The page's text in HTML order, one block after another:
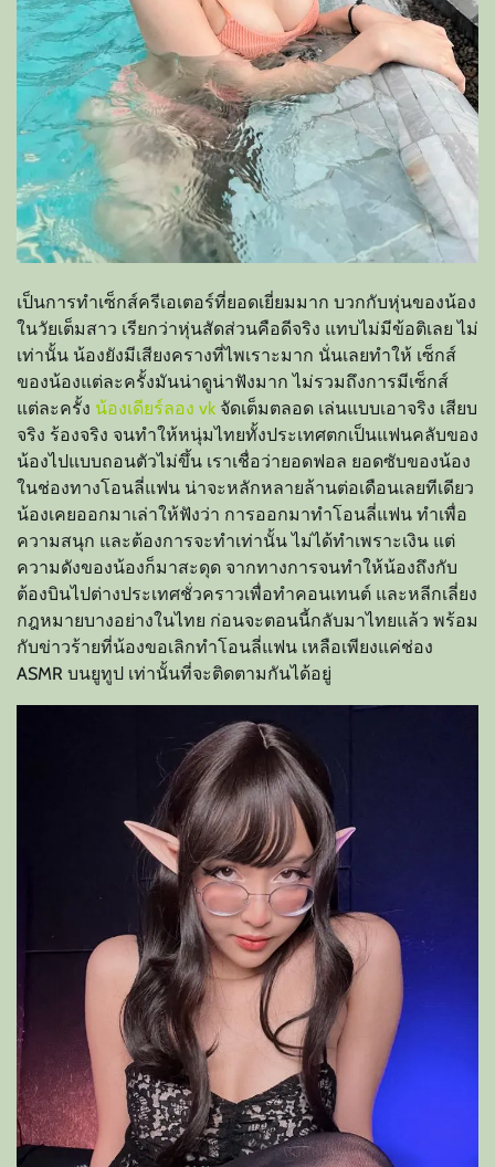
เป็นการทำเซ็กส์ครีเอเตอร์ที่ยอดเยี่ยมมาก บวกกับหุ่นของน้อง
ในวัยเต็มสาว เรียกว่าหุ่นสัดส่วนคือดีจริง แทบไม่มีข้อติเลย ไม่
เท่านั้น น้องยังมีเสียงครางที่ไพเราะมาก นั่นเลยทำให้ เซ็กส์
ของน้องแต่ละครั้งมันน่าดูน่าฟังมาก ไม่รวมถึงการมีเซ็กส์
แต่ละครั้ง น้องเดียร์ลอง vk จัดเต็มตลอด เล่นแบบเอาจริง เสียบ
จริง ร้องจริง จนทำให้หนุ่มไทยทั้งประเทศตกเป็นแฟนคลับของ
น้องไปแบบถอนตัวไม่ขึ้น เราเชื่อว่ายอดฟอล ยอดซับของน้อง
ในช่องทางโอนลี่แฟน น่าจะหลักหลายล้านต่อเดือนเลยทีเดียว
น้องเคยออกมาเล่าให้ฟังว่า การออกมาทำโอนลี่แฟน ทำเพื่อ
ความสนุก และต้องการจะทำเท่านั้น ไม่ได้ทำเพราะเงิน แต่
ความดังของน้องก็มาสะดุด จากทางการจนทำให้น้องถึงกับ
ต้องบินไปต่างประเทศชั่วคราวเพื่อทำคอนเทนต์ และหลีกเลี่ยง
กฎหมายบางอย่างในไทย ก่อนจะตอนนี้กลับมาไทยแล้ว พร้อม
กับข่าวร้ายที่น้องขอเลิกทำโอนลี่แฟน เหลือเพียงแค่ช่อง
ASMR บนยูทูป เท่านั้นที่จะติดตามกันได้อยู่